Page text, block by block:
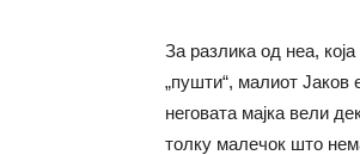
За разлика од неа,
„пушти“, малиот
неговата мајка вели
толку малечок што